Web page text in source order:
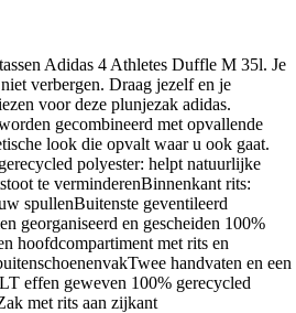
Adidas 4 Athletes Duffle M 35l. Je
verbergen. Draag jezelf en je
voor deze plunjezak adidas.
gecombineerd met opvallende
look die opvalt waar u ook gaat.
polyester: helpt natuurlijke
te verminderenBinnenkant rits:
spullenBuitenste geventileerd
georganiseerd en gescheiden 100%
hoofdcompartiment met rits en
handvaten en een
effen geweven 100% gerecycled
met rits aan zijkant